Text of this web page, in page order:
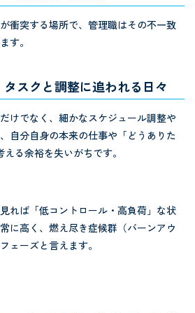
衝突する場所で、管理職はその不一致
す。
タスクと調整に追われる日々
けでなく、細かなスケジュール調整や
自分自身の本来の仕事や「どうありた
る余裕を失いがちです。
れば「低コントロール・高負荷」な状
に高く、燃え尽き症候群（バーンアウ
ェーズと言えます。